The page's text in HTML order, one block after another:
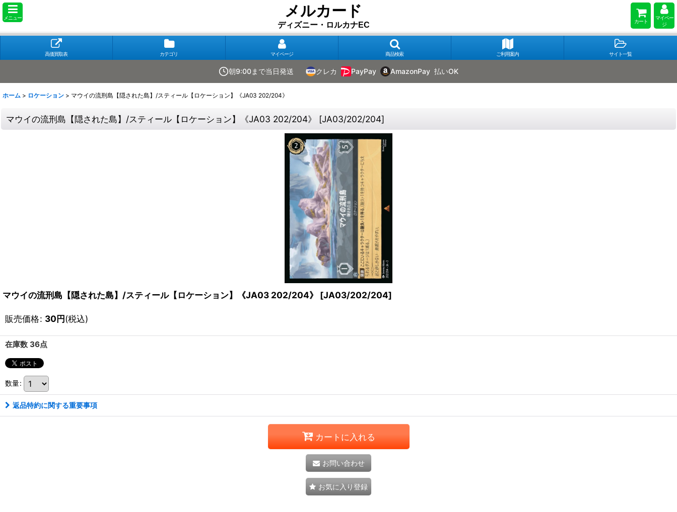
メニュー メルカード
ディズニー・ロルカナEC カート
マイペー
ジ
高価買取表 カテゴリ マイページ 商品検索 ご利用案内 サイト一覧
朝9:00まで当日発送 クレカ PayPay AmazonPay 払いOK
ホーム > ロケーション > マウイの流刑島【隠された島】/スティール【ロケーション】《JA03 202/204》
マウイの流刑島【隠された島】/スティール【ロケーション】《JA03 202/204》 [JA03/202/204]
マウイの流刑島【隠された島】/スティール【ロケーション】《JA03 202/204》 [JA03/202/204]
販売価格: 30円(税込)
在庫数 36点
数量:
返品特約に関する重要事項
カートに入れる
お問い合わせ
お気に入り登録